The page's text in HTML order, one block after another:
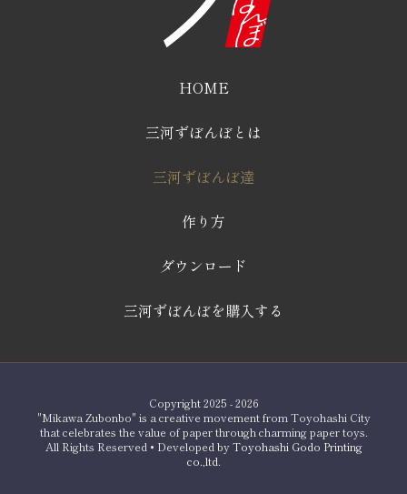
HOME
三河ずぼんぼとは
三河ずぼんぼ達
作り方
ダウンロード
三河ずぼんぼを購入する
Copyright 2025 - 2026
"Mikawa Zubonbo" is a creative movement from Toyohashi City
that celebrates the value of paper through charming paper toys.
All Rights Reserved • Developed byToyohashi Godo Printing
co.,ltd.